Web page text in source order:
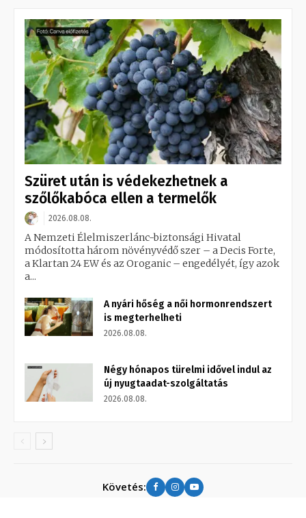
Szüret után is védekezhetnek a
szőlőkabóca ellen a termelők
2026.08.08.
A Nemzeti Élelmiszerlánc-biztonsági Hivatal
módosította három növényvédő szer – a Decis Forte,
a Klartan 24 EW és az Oroganic – engedélyét, így azok
a...
A nyári hőség a női hormonrendszert
is megterhelheti
2026.08.08.
Négy hónapos türelmi idővel indul az
új nyugtaadat-szolgáltatás
2026.08.08.
Követés: